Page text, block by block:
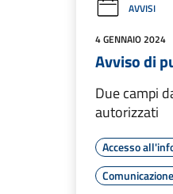
AVVISI
4 GENNAIO 2024
Avviso di
Due campi
autorizzati
Accesso